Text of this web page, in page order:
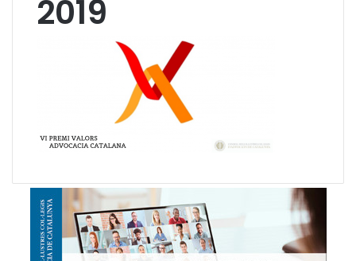
2019